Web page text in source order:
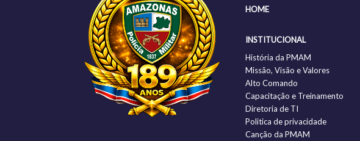
HOME
INSTITUCIONAL
História da PMAM
Missão, Visão e Valores
Alto Comando
Capacitação e Treinamento
Diretoria de TI
Politica de privacidade
Canção da PMAM